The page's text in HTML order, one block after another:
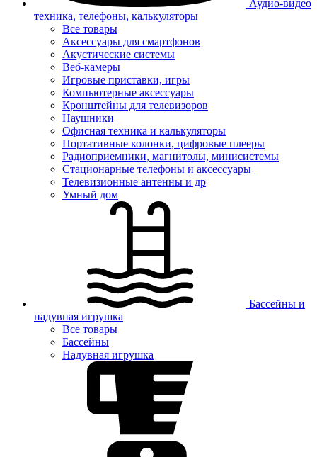
Аудио-видео
техника, телефоны, калькуляторы
Все товары
Аксессуары для смартфонов
Акустические системы
Веб-камеры
Игровые приставки, игры
Компьютерные аксессуары
Кронштейны для телевизоров
Наушники
Офисная техника и калькуляторы
Портативные колонки, цифровые плееры
Радиоприемники, магнитолы, минисистемы
Стационарные телефоны и аксессуары
Телевизионные антенны и др
Умный дом
Бассейны и
надувная игрушка
Все товары
Бассейны
Надувная игрушка